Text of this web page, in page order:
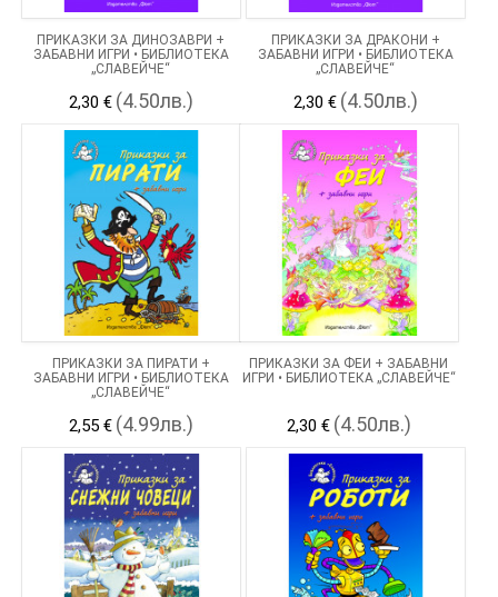
ПРИКАЗКИ ЗА ДИНОЗАВРИ +
ЗАБАВНИ ИГРИ • БИБЛИОТЕКА
„СЛАВЕЙЧЕ“
2,30 € (4.50лв.)
ПРИКАЗКИ ЗА ДРАКОНИ +
ЗАБАВНИ ИГРИ • БИБЛИОТЕКА
„СЛАВЕЙЧЕ“
2,30 € (4.50лв.)
ПРИКАЗКИ ЗА ПИРАТИ +
ЗАБАВНИ ИГРИ • БИБЛИОТЕКА
„СЛАВЕЙЧЕ“
2,55 € (4.99лв.)
ПРИКАЗКИ ЗА ФЕИ + ЗАБАВНИ
ИГРИ • БИБЛИОТЕКА „СЛАВЕЙЧЕ“
2,30 € (4.50лв.)